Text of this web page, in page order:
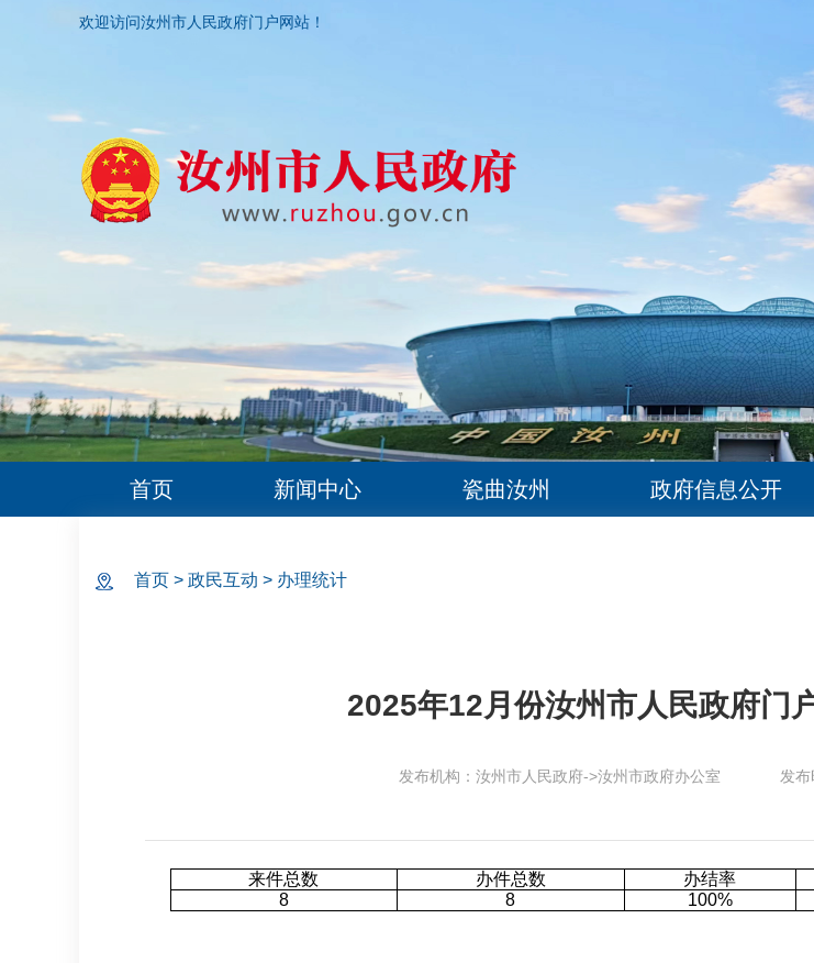
欢迎访问汝州市人民政府门户网站！
首页 新闻中心 瓷曲汝州 政府信息公开
首页 > 政民互动 > 办理统计
2025年12月份汝州市人民政府门
发布机构：汝州市人民政府->汝州市政府办公室 发
来件总数 办件总数 办结率
8
8 100%